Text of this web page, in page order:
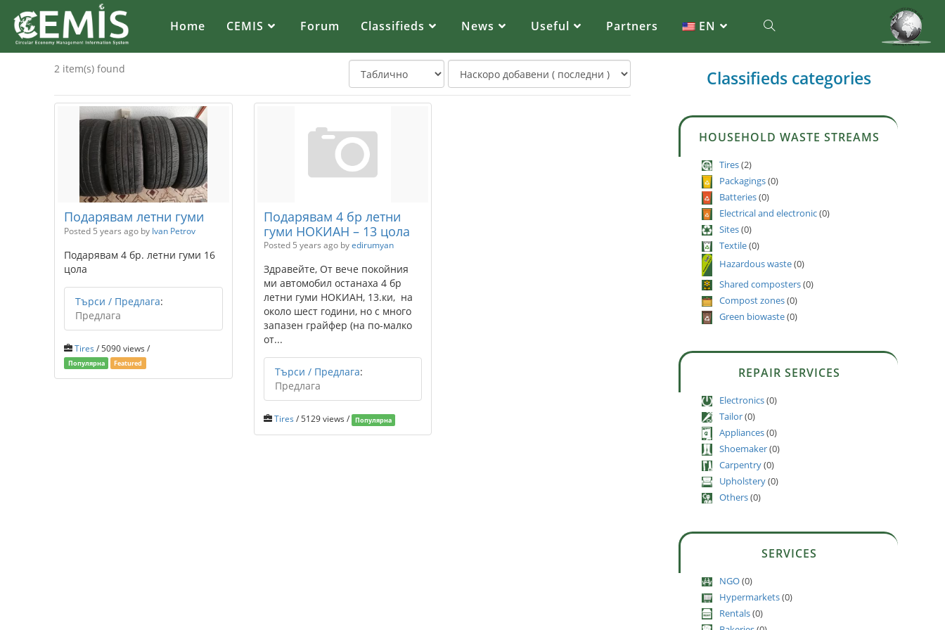
Home CEMIS Forum Classifieds News Useful Partners EN
2 item(s) found
Подарявам летни гуми
Posted 5 years ago by Ivan Petrov
Подарявам 4 бр. летни гуми 16
цола
Търси / Предлага:
Предлага
Tires / 5090 views /
Популярна Featured
Подарявам 4 бр летни
гуми НОКИАН – 13 цола
Posted 5 years agobyedirumyan
Здравейте, От вече покойния
ми автомобил останаха 4 бр
летни гуми НОКИАН, 13.ки, на
около шест години, но с много
запазен грайфер (на по-малко
от...
Търси / Предлага:
Предлага
Tires / 5129 views / Популярна
Classifieds categories
HOUSEHOLD WASTE STREAMS
Tires(2)
Packagings(0)
Batteries(0)
Electrical and electronic(0)
Sites(0)
Textile(0)
Hazardous waste(0)
Shared composters(0)
Compost zones(0)
Green biowaste(0)
REPAIR SERVICES
Electronics(0)
Tailor(0)
Appliances(0)
Shoemaker(0)
Carpentry(0)
Upholstery(0)
Others(0)
SERVICES
NGO(0)
Hypermarkets(0)
Rentals(0)